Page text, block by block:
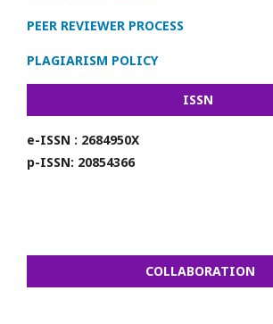
PEER REVIEWER PROCESS
PLAGIARISM POLICY
ISSN
e-ISSN : 2684950X
p-ISSN: 20854366
COLLABORATION